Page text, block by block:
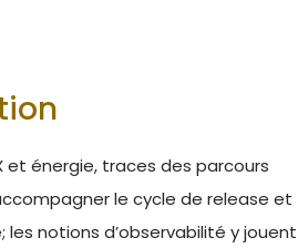
énergie, traces des parcours
le cycle de release et
notions d’observabilité y